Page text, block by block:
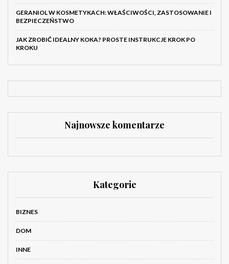
GERANIOL W KOSMETYKACH: WŁAŚCIWOŚCI, ZASTOSOWANIE I
BEZPIECZEŃSTWO
JAK ZROBIĆ IDEALNY KOKA? PROSTE INSTRUKCJE KROK PO
KROKU
Najnowsze komentarze
Kategorie
BIZNES
DOM
INNE